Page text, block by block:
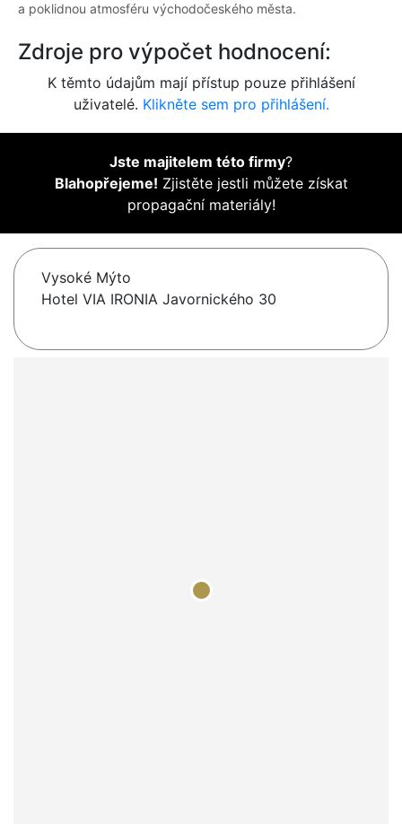
a poklidnou atmosféru východočeského města.
Zdroje pro výpočet hodnocení:
K těmto údajům mají přístup pouze přihlášení
uživatelé. Klikněte sem pro přihlášení.
Jste majitelem této firmy?
Blahopřejeme! Zjistěte jestli můžete získat
propagační materiály!
Vysoké Mýto
Hotel VIA IRONIA Javornického 30